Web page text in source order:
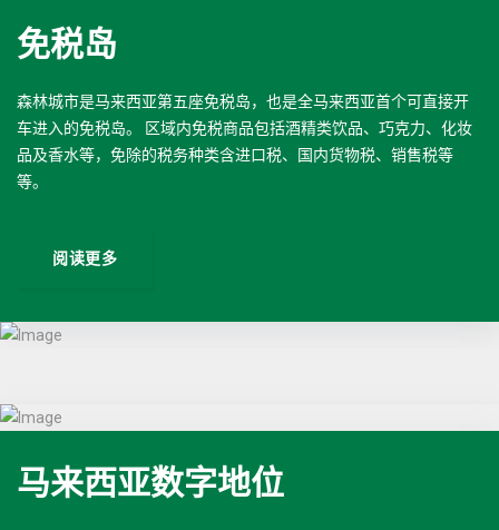
免税岛
森林城市是马来西亚第五座免税岛，也是全马来西亚首个可直接开
车进入的免税岛。 区域内免税商品包括酒精类饮品、巧克力、化妆
品及香水等，免除的税务种类含进口税、国内货物税、销售税等
等。
阅读更多
马来西亚数字地位